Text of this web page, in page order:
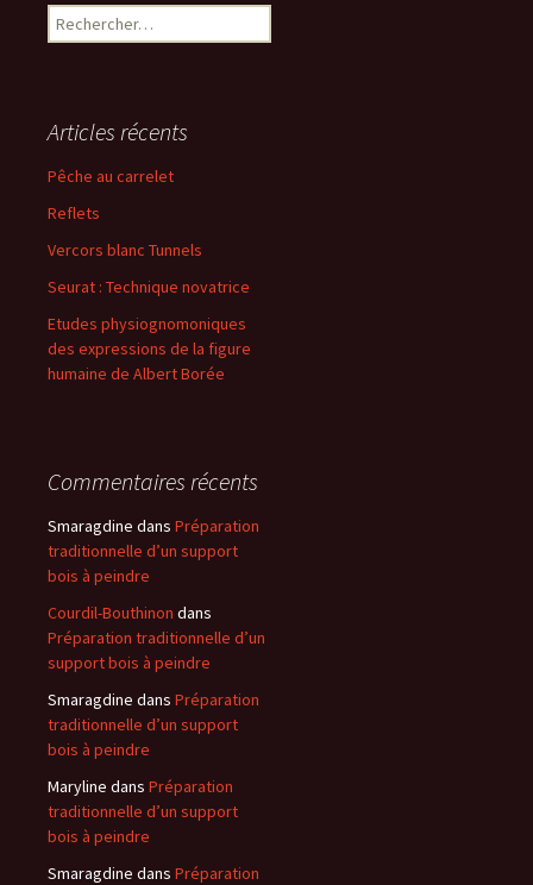
Rechercher :
Articles récents
Pêche au carrelet
Reflets
Vercors blanc Tunnels
Seurat : Technique novatrice
Etudes physiognomoniques
des expressions de la figure
humaine de Albert Borée
Commentaires récents
Smaragdine dans Préparation
traditionnelle d’un support
bois à peindre
Courdil-Bouthinon dans
Préparation traditionnelle d’un
support bois à peindre
Smaragdine dans Préparation
traditionnelle d’un support
bois à peindre
Maryline dans Préparation
traditionnelle d’un support
bois à peindre
Smaragdine dans Préparation